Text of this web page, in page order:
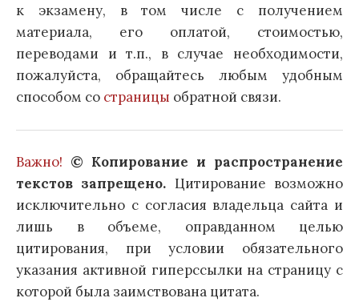
к экзамену, в том числе с получением
материала, его оплатой, стоимостью,
переводами и т.п., в случае необходимости,
пожалуйста, обращайтесь любым удобным
способом со страницы обратной связи.
Важно! © Копирование и распространение
текстов запрещено. Цитирование возможно
исключительно с согласия владельца сайта и
лишь в объеме, оправданном целью
цитирования, при условии обязательного
указания активной гиперссылки на страницу с
которой была заимствована цитата.